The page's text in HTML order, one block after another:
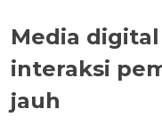
Media
interaksi
jauh